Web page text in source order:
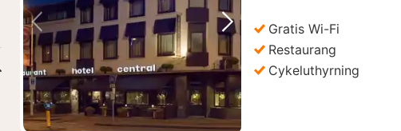
Föregående bild Nästa bildGratis Wi-Fi
Restaurang
Cykeluthyrning